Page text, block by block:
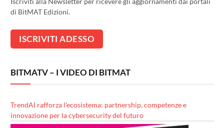
di BitMAT Edizioni.
BITMATV – I VIDEO DI BITMAT
TrendAI rafforza l’ecosistema: partnership, competenze e
innovazione per la cybersecurity del futuro